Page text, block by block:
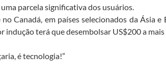
parcela significativa dos usuários.
Canadá, em países selecionados da Ásia
terá que desembolsar US$200 a
é tecnologia!”